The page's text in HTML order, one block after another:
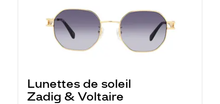
Lunettes de soleil
Zadig & Voltaire